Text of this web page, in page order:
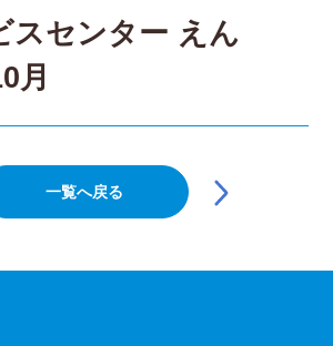
スセンター えん
月
一覧へ戻る